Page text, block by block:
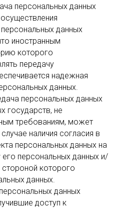
персональных данных
данных
иностранным
которого
передачу
надежная
данных.
персональных данных
государств, не
требованиям, может
наличия согласия в
персональных данных на
персональных данных и/
стороной которого
данных.
данных
доступ к